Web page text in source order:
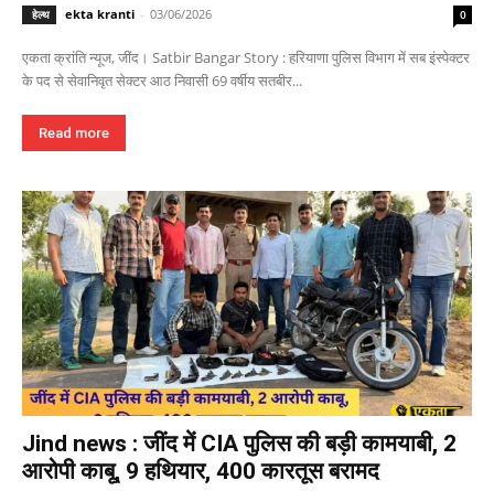
हेल्थ ekta kranti - 03/06/2026 0
एकता क्रांति न्यूज, जींद। Satbir Bangar Story : हरियाणा पुलिस विभाग में सब इंस्पेक्टर
के पद से सेवानिवृत सेक्टर आठ निवासी 69 वर्षीय सतबीर...
Read more
Jind news : जींद में CIA पुलिस की बड़ी कामयाबी, 2
आरोपी काबू, 9 हथियार, 400 कारतूस बरामद